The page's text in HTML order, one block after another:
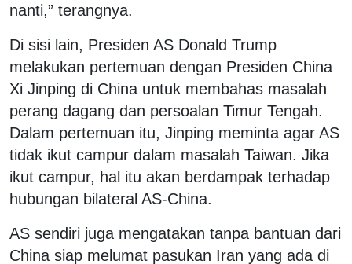
nanti,” terangnya.
Di sisi lain, Presiden AS Donald Trump
melakukan pertemuan dengan Presiden China
Xi Jinping di China untuk membahas masalah
perang dagang dan persoalan Timur Tengah.
Dalam pertemuan itu, Jinping meminta agar AS
tidak ikut campur dalam masalah Taiwan. Jika
ikut campur, hal itu akan berdampak terhadap
hubungan bilateral AS-China.
AS sendiri juga mengatakan tanpa bantuan dari
China siap melumat pasukan Iran yang ada di